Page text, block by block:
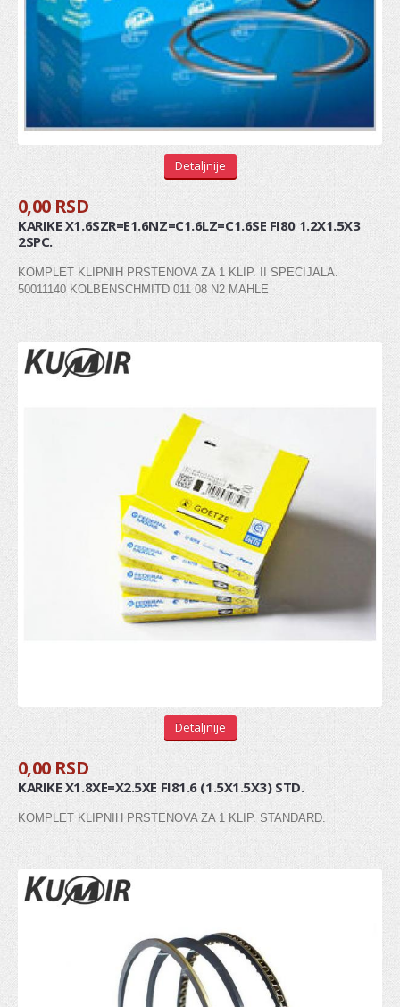
Senzor bregaste
Senzor radilice
Senzor detonacije
REMENICA
Remenica bregaste
Remenica alternatora
Remenica PK kaisa
Remenica radilice
LANCI I LANČANICI
PUMPA ZA ULJE
VENTIL, ODUŠAK BLOKA MOTORA
ŠASIJA I UPRAVLJANJE
KOČIONI SISTEM
Sajla ručne
Osnovni cilindri
Glavni kočioni cilindar
Gumice kočionog cilindra
Ventil serva
KVAČILO
Cilindar kvačila
Detaljnije
0,00 RSD
KARIKE X1.6SZR=E1.6NZ=C1.6LZ=C1.6SE FI80 1.2X1.5X3
2SPC.
KOMPLET KLIPNIH PRSTENOVA ZA 1 KLIP. II SPECIJALA.
50011140 KOLBENSCHMITD 011 08 N2 MAHLE
Detaljnije
0,00 RSD
KARIKE X1.8XE=X2.5XE FI81.6 (1.5X1.5X3) STD.
KOMPLET KLIPNIH PRSTENOVA ZA 1 KLIP. STANDARD.